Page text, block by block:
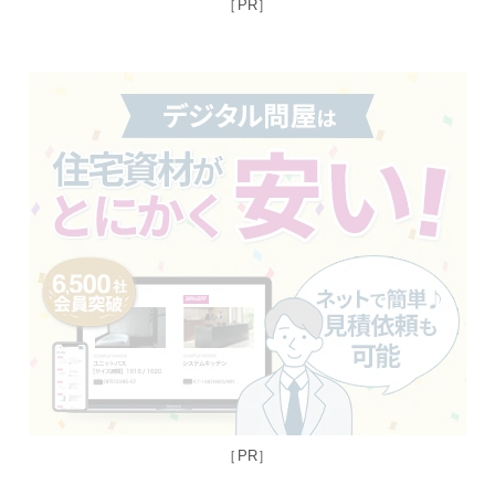
［PR］
［PR］